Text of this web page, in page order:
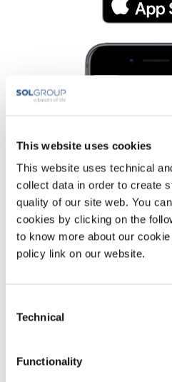
This website uses cookies
This website uses technical
collect data in order to create
quality of our site web. You
cookies by clicking on the
to know more about our
policy link on our website.
Selection
Technical
Functionality
Sleepstyle app από